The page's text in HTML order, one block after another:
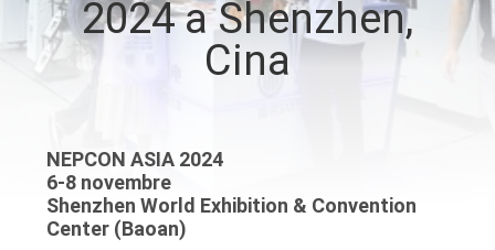
ALLA
FABBRICA
DELLA
QUALITÀ
2024 a Shenzhen,
Cina
NEPCON ASIA 2024
6-8 novembre
Shenzhen World Exhibition & Convention
Center (Baoan)